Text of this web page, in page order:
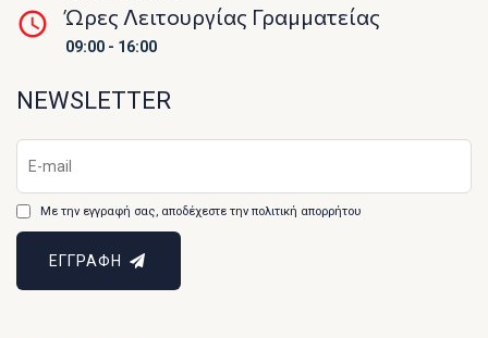
Ώρες Λειτουργίας Γραμματείας
09:00 - 16:00
NEWSLETTER
Με την εγγραφή σας, αποδέχεστε την πολιτική απορρήτου
ΕΓΓΡΑΦΗ